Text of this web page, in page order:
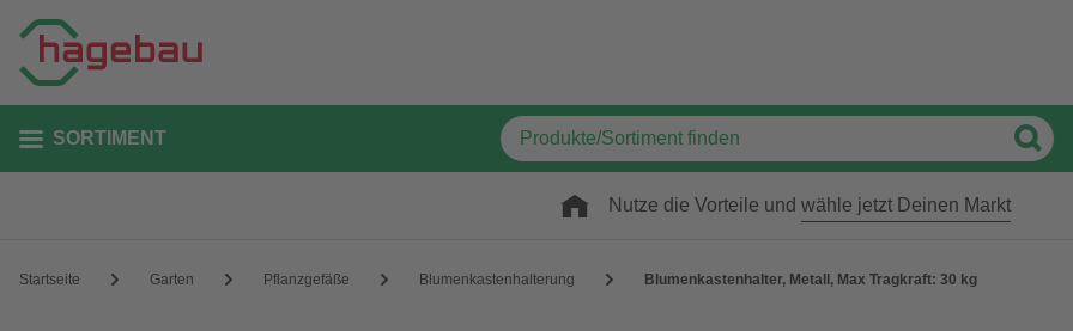
SORTIMENT
Nutze die Vorteile und wähle jetzt Deinen Markt
Startseite Garten Pflanzgefäße Blumenkastenhalterung Blumenkastenhalter, Metall, Max Tragkraft: 30 kg